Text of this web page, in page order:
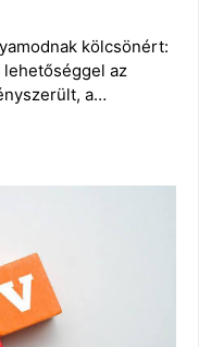
kölcsönért:
az
a…